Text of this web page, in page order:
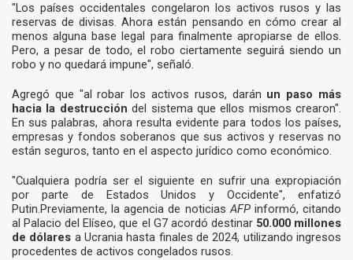
"Los países occidentales congelaron los activos rusos y las
reservas de divisas. Ahora están pensando en cómo crear al
menos alguna base legal para finalmente apropiarse de ellos.
Pero, a pesar de todo, el robo ciertamente seguirá siendo un
robo y no quedará impune", señaló.
Agregó que "al robar los activos rusos, darán un paso más
hacia la destrucción del sistema que ellos mismos crearon".
En sus palabras, ahora resulta evidente para todos los países,
empresas y fondos soberanos que sus activos y reservas no
están seguros, tanto en el aspecto jurídico como económico.
"Cualquiera podría ser el siguiente en sufrir una expropiación
por parte de Estados Unidos y Occidente", enfatizó
Putin.Previamente, la agencia de noticiasAFPinformó, citando
al Palacio del Elíseo, que el G7 acordó destinar 50.000 millones
de dólares a Ucrania hasta finales de 2024, utilizando ingresos
procedentes de activos congelados rusos.